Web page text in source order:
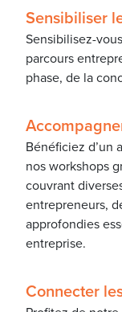
Sensibiliser
Sensibilisez-
parcours
phase, de la
Bénéficiez d’un
nos workshops
couvrant
entrepreneurs,
approfondies
entreprise.
Connecter